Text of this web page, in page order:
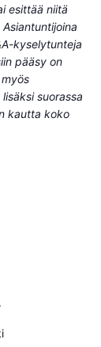
esittää niitä
kyselytunteja
pääsy on
suorassa
kautta koko